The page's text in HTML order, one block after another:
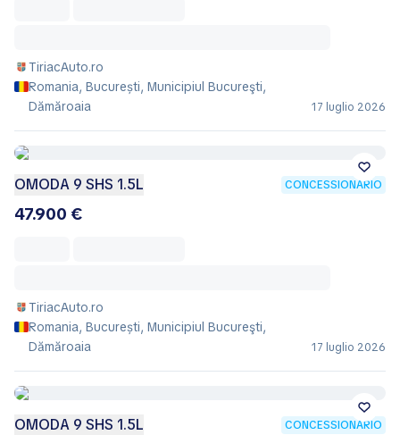
TiriacAuto.ro
Romania, București, Municipiul Bucureşti,
Dămăroaia
17 luglio 2026
OMODA 9 SHS 1.5L CONCESSIONARIO
47.900 €
TiriacAuto.ro
Romania, București, Municipiul Bucureşti,
Dămăroaia
17 luglio 2026
OMODA 9 SHS 1.5L CONCESSIONARIO